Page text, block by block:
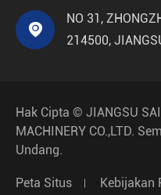

NO 31,
214500,
Hak Cipta © JIANGSU
MACHINERY CO.,LTD.
Undang.
Peta Situs Kebijakan